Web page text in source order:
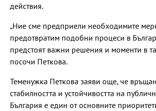
действия.
„Ние сме предприели необходимите
предотвратим подобни процеси в
предстоят важни решения и моменти в
посочи Петкова.
Теменужка Петкова заяви още, че
стабилността и устойчивостта на
България е един от основните